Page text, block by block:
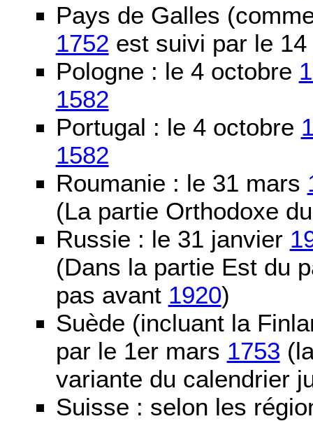
Pays de Galles
1752 est suivi par le
Pologne : le 4 octobre
1582
Portugal : le 4 octobre
1582
Roumanie : le 31 mars
(La partie Orthodoxe
Russie : le 31 janvier
(Dans la partie Est du
pas avant 1920)
Suède (incluant la
par le 1er mars 1753
variante du calendrier
Suisse : selon les